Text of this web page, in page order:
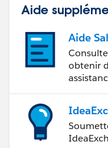
Aide
Aide
obtenir